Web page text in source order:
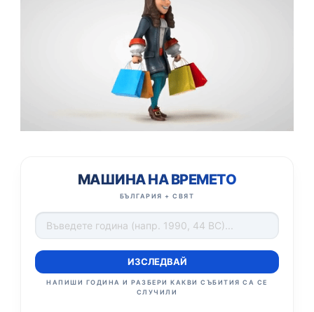
МАШИНА НА ВРЕМЕТО
БЪЛГАРИЯ + СВЯТ
ИЗСЛЕДВАЙ
НАПИШИ ГОДИНА И РАЗБЕРИ КАКВИ СЪБИТИЯ СА СЕ
СЛУЧИЛИ